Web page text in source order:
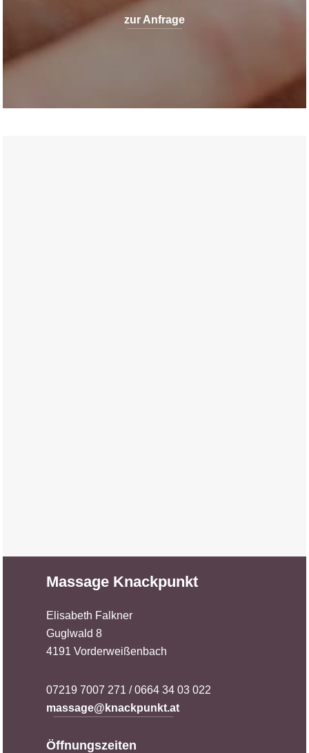
zur Anfrage
Massage Knackpunkt
Elisabeth Falkner
Guglwald 8
4191 Vorderweißenbach
07219 7007 271 / 0664 34 03 022
massage@knackpunkt.at
Öffnungszeiten